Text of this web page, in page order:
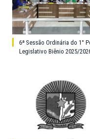
6ª Sessão Ordinária do 1°
Legislativo Biênio 2025/